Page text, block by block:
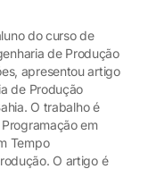
do curso de
de Produção
apresentou artigo
de Produção
O trabalho é
em
Tempo
O artigo é